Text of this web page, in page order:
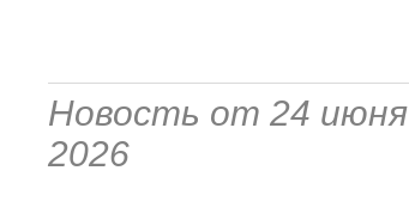
Новость от 24 июня
2026